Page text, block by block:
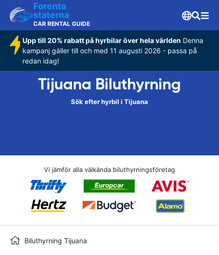
Forenta
staterna
CAR RENTAL GUIDE
Upp till 20% rabatt på hyrbilar över hela världen Denna
kampanj gäller till och med 11 augusti 2026 - passa på
redan idag!
Tijuana Biluthyrning
Sök efter hyrbil i Tijuana
Vi jämför alla välkända biluthyrningsföretag
Biluthyrning Tijuana